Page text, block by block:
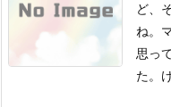
ど、
ね。
思っ
た。